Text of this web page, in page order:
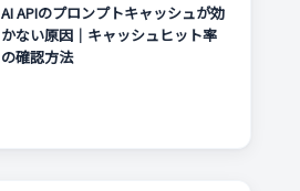
AI APIのプロンプトキャッシュが効
かない原因｜キャッシュヒット率
の確認方法